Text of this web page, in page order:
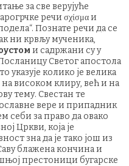
за све верујуће
речи σχίσμα и
Познате речи да се
ни крвљу мученика,
и садржани су у
Светог апостола
указује колико је велика
високом клиру, већ и на
тему. Свестан те
вере и припадник
себи за право да овако
Цркви, која је
зна да је тако још из
блажена кончина и
престоници бугарске